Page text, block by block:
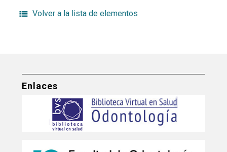
Volver a la lista de elementos
Enlaces